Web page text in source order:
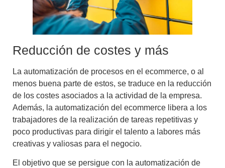
Reducción de costes y más
La automatización de procesos en el ecommerce, o al
menos buena parte de estos, se traduce en la reducción
de los costes asociados a la actividad de la empresa.
Además, la automatización del ecommerce libera a los
trabajadores de la realización de tareas repetitivas y
poco productivas para dirigir el talento a labores más
creativas y valiosas para el negocio.
El objetivo que se persigue con la automatización de